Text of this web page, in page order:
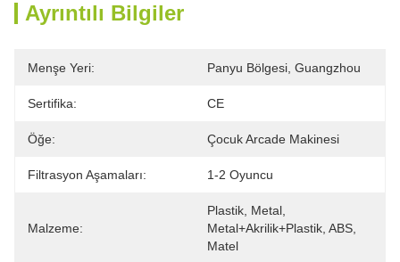
Ayrıntılı Bilgiler
Menşe Yeri: Panyu Bölgesi, Guangzhou
Sertifika: CE
Öğe: Çocuk Arcade Makinesi
Filtrasyon Aşamaları: 1-2 Oyuncu
Malzeme:
Plastik, Metal,
Metal+akrilik+plastik, ABS,
Matel